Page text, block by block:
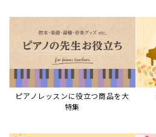
ピアノレッスンに役立つ商品を大
特集